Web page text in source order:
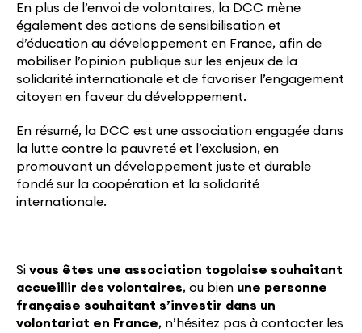
En plus de l’envoi de volontaires, la DCC mène
également des actions de sensibilisation et
d’éducation au développement en France, afin de
mobiliser l’opinion publique sur les enjeux de la
solidarité internationale et de favoriser l’engagement
citoyen en faveur du développement.
En résumé, la DCC est une association engagée dans
la lutte contre la pauvreté et l’exclusion, en
promouvant un développement juste et durable
fondé sur la coopération et la solidarité
internationale.
Si vous êtes une association togolaise souhaitant
accueillir des volontaires, ou bien une personne
française souhaitant s’investir dans un
volontariat en France, n’hésitez pas à contacter les